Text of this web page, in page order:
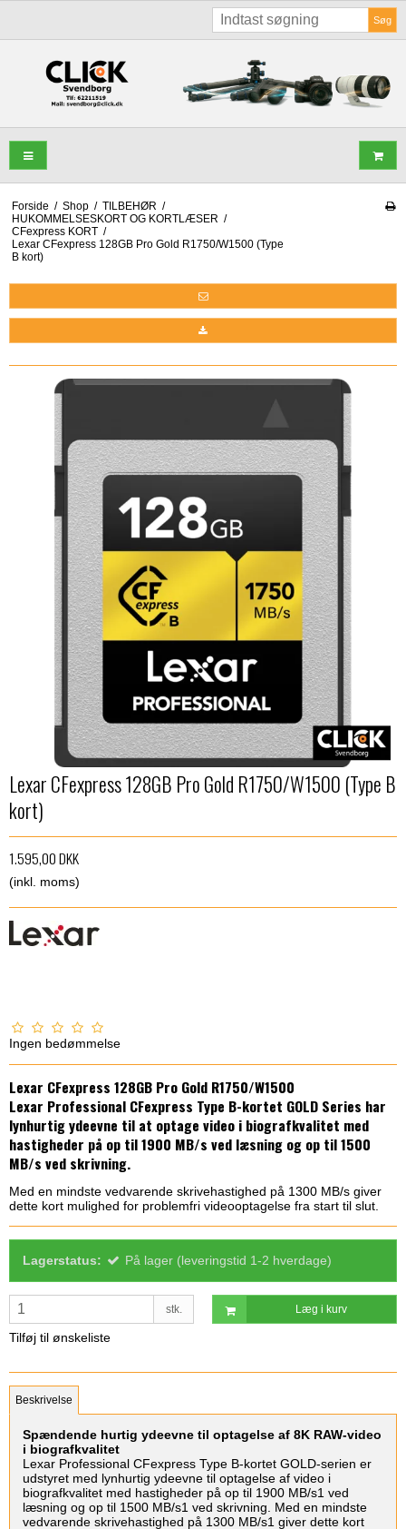
Søg
Forside / Shop / TILBEHØR /
HUKOMMELSESKORT OG KORTLÆSER /
CFexpress KORT /
Lexar CFexpress 128GB Pro Gold R1750/W1500 (Type
B kort)
Lexar CFexpress 128GB Pro Gold R1750/W1500 (Type B
kort)
1.595,00 DKK
(inkl. moms)
Ingen bedømmelse
Lexar CFexpress 128GB Pro Gold R1750/W1500
Lexar Professional CFexpress Type B-kortet GOLD Series har
lynhurtig ydeevne til at optage video i biografkvalitet med
hastigheder på op til 1900 MB/s ved læsning og op til 1500
MB/s ved skrivning.
Med en mindste vedvarende skrivehastighed på 1300 MB/s giver
dette kort mulighed for problemfri videooptagelse fra start til slut.
Lagerstatus: På lager (leveringstid 1-2 hverdage)
stk. Læg i kurv
Tilføj til ønskeliste
Beskrivelse
Spændende hurtig ydeevne til optagelse af 8K RAW-video
i biografkvalitet
Lexar Professional CFexpress Type B-kortet GOLD-serien er
udstyret med lynhurtig ydeevne til optagelse af video i
biografkvalitet med hastigheder på op til 1900 MB/s1 ved
læsning og op til 1500 MB/s1 ved skrivning. Med en mindste
vedvarende skrivehastighed på 1300 MB/s1 giver dette kort